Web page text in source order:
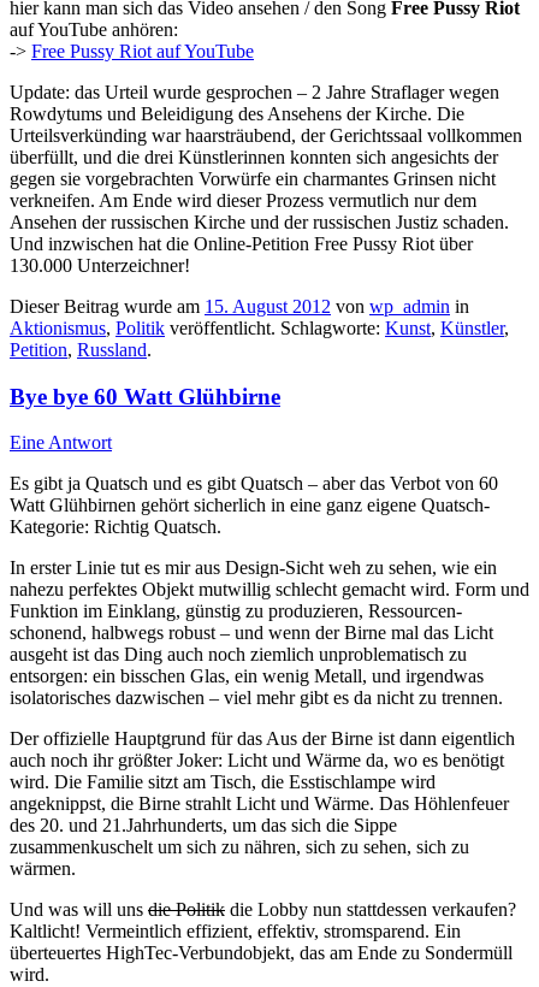
hier kann man sich das Video ansehen / den Song Free Pussy Riot
auf YouTube anhören:
-> Free Pussy Riot auf YouTube
Update: das Urteil wurde gesprochen – 2 Jahre Straflager wegen
Rowdytums und Beleidigung des Ansehens der Kirche. Die
Urteilsverkünding war haarsträubend, der Gerichtssaal vollkommen
überfüllt, und die drei Künstlerinnen konnten sich angesichts der
gegen sie vorgebrachten Vorwürfe ein charmantes Grinsen nicht
verkneifen. Am Ende wird dieser Prozess vermutlich nur dem
Ansehen der russischen Kirche und der russischen Justiz schaden.
Und inzwischen hat die Online-Petition Free Pussy Riot über
130.000 Unterzeichner!
Dieser Beitrag wurde am 15. August 2012 von wp_admin in
Aktionismus, Politik veröffentlicht. Schlagworte: Kunst, Künstler,
Petition, Russland.
Bye bye 60 Watt Glühbirne
Eine Antwort
Es gibt ja Quatsch und es gibt Quatsch – aber das Verbot von 60
Watt Glühbirnen gehört sicherlich in eine ganz eigene Quatsch-
Kategorie: Richtig Quatsch.
In erster Linie tut es mir aus Design-Sicht weh zu sehen, wie ein
nahezu perfektes Objekt mutwillig schlecht gemacht wird. Form und
Funktion im Einklang, günstig zu produzieren, Ressourcen-
schonend, halbwegs robust – und wenn der Birne mal das Licht
ausgeht ist das Ding auch noch ziemlich unproblematisch zu
entsorgen: ein bisschen Glas, ein wenig Metall, und irgendwas
isolatorisches dazwischen – viel mehr gibt es da nicht zu trennen.
Der offizielle Hauptgrund für das Aus der Birne ist dann eigentlich
auch noch ihr größter Joker: Licht und Wärme da, wo es benötigt
wird. Die Familie sitzt am Tisch, die Esstischlampe wird
angeknippst, die Birne strahlt Licht und Wärme. Das Höhlenfeuer
des 20. und 21.Jahrhunderts, um das sich die Sippe
zusammenkuschelt um sich zu nähren, sich zu sehen, sich zu
wärmen.
Und was will uns die Politik die Lobby nun stattdessen verkaufen?
Kaltlicht! Vermeintlich effizient, effektiv, stromsparend. Ein
überteuertes HighTec-Verbundobjekt, das am Ende zu Sondermüll
wird.